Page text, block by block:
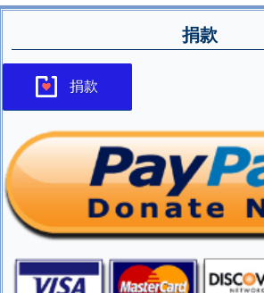
捐款
捐款